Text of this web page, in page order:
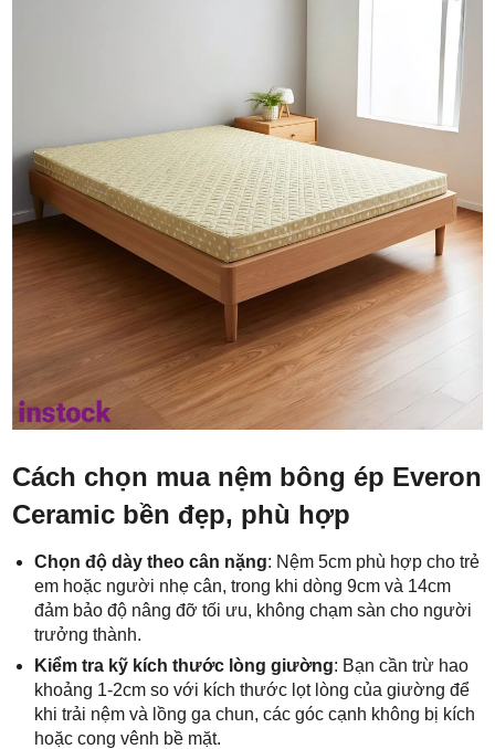
Cách chọn mua nệm bông ép Everon
Ceramic bền đẹp, phù hợp
Chọn độ dày theo cân nặng: Nệm 5cm phù hợp cho trẻ
em hoặc người nhẹ cân, trong khi dòng 9cm và 14cm
đảm bảo độ nâng đỡ tối ưu, không chạm sàn cho người
trưởng thành.
Kiểm tra kỹ kích thước lòng giường: Bạn cần trừ hao
khoảng 1-2cm so với kích thước lọt lòng của giường để
khi trải nệm và lồng ga chun, các góc cạnh không bị kích
hoặc cong vênh bề mặt.